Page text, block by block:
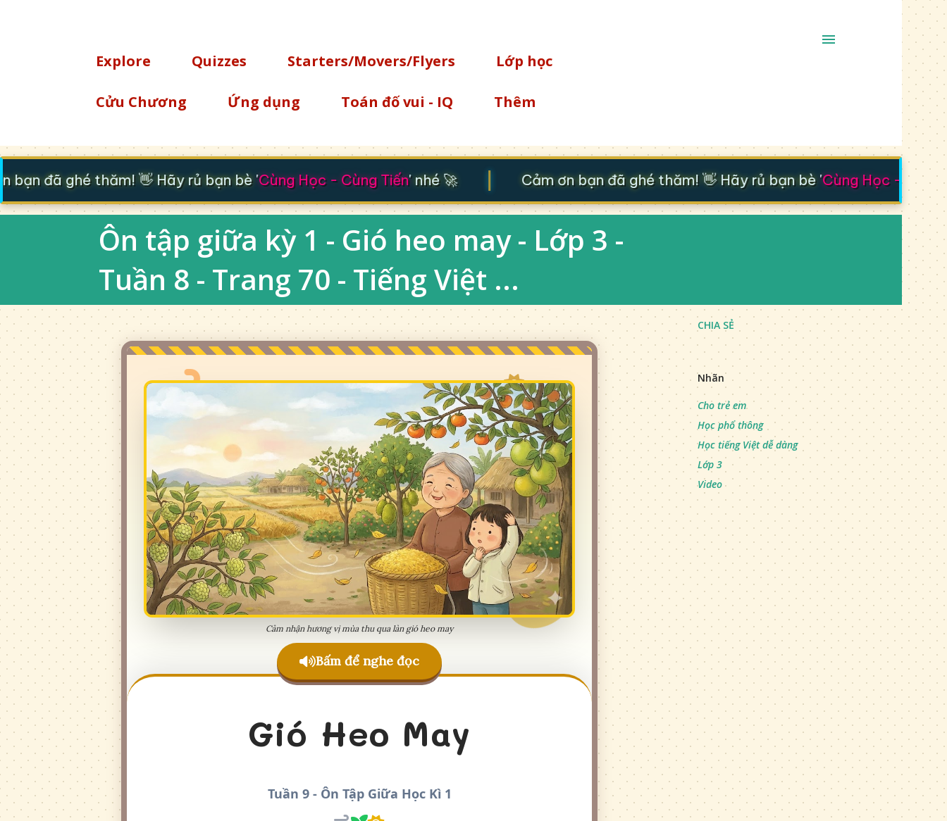
Explore
Quizzes Starters/Movers/Flyers Lớp học
Cửu Chương Ứng dụng Toán đố vui - IQ Thêm
bạn đã ghé thăm! 👋 Hãy rủ bạn bè 'Cùng Học - Cùng Tiến' nhé 🚀 Cảm ơn bạn đã ghé thăm! 👋 Hãy rủ bạn bè 'Cùng Học - Cùng
Ôn tập giữa kỳ 1 - Gió heo may - Lớp 3 -
Tuần 8 - Trang 70 - Tiếng Việt ...
Cảm nhận hương vị mùa thu qua làn gió heo may
Bấm để nghe đọc
Gió Heo May
Tuần 9 - Ôn Tập Giữa Học Kì 1
CHIA SẺ
Nhãn
Cho trẻ em
Học phổ thông
Học tiếng Việt dễ dàng
Lớp 3
Video